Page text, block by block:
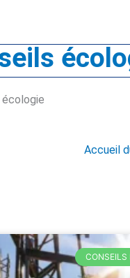
écologie
Accueil
CONSEILS